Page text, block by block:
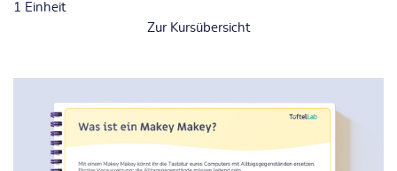
1 Einheit
Zur Kursübersicht